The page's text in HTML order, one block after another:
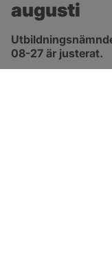
augusti
08-27 är justerat.